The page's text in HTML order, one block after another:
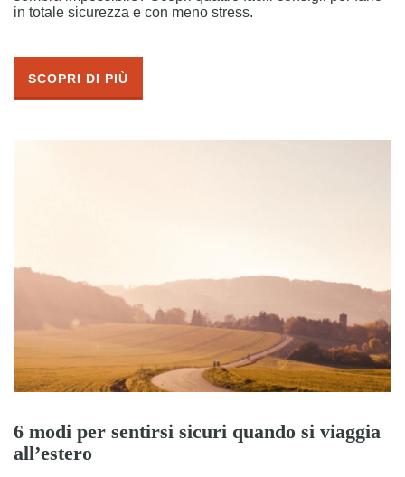
in totale sicurezza e con meno stress.
SCOPRI DI PIÙ
6 modi per sentirsi sicuri quando si viaggia
all’estero